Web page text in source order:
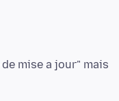
mise a jour" mais